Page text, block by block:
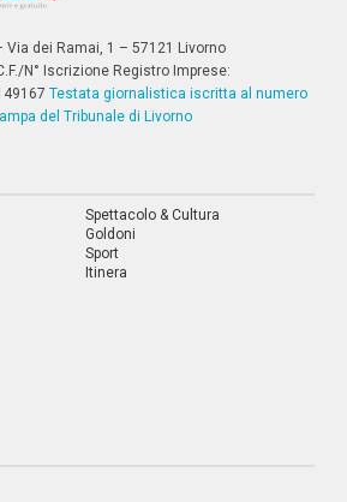
dei Ramai, 1 – 57121 Livorno
N° Iscrizione Registro Imprese:
Testata giornalistica iscritta al numero
del Tribunale di Livorno
Spettacolo & Cultura
Goldoni
Sport
Itinera